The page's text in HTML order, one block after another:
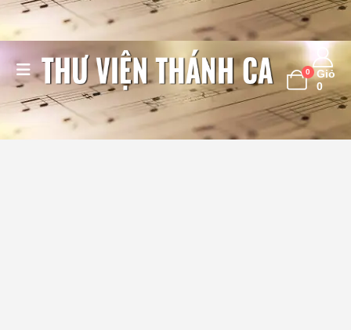
0
Giỏ
0